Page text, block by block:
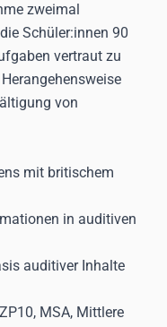
zweimal
Schüler:innen 90
vertraut zu
von
mit britischem
in auditiven
auditiver Inhalte
MSA, Mittlere